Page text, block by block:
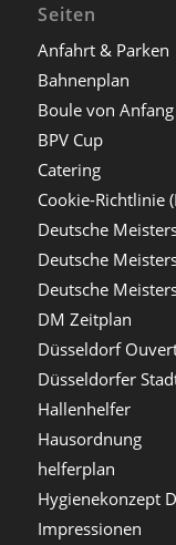
Seiten
Anfahrt & Parken
Bahnenplan
Boule von
BPV Cup
Catering
Cookie-Richtlinie
Deutsche
Deutsche
Deutsche
DM Zeitplan
Düsseldorf
Düsseldorfer
Hallenhelfer
Hausordnung
helferplan
Hygienekonzept
Impressionen